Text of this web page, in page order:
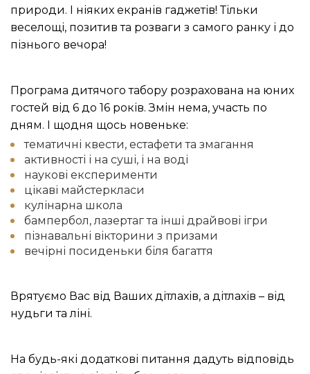
природи. І ніяких екранів гаджетів! Тільки
веселощі, позитив та розваги з самого ранку і до
пізнього вечора!
Програма дитячого табору розрахована на юних
гостей від 6 до 16 років. Змін нема, участь по
дням. І щодня щось новеньке:
тематичні квести, естафети та змагання
активності і на суші, і на воді
наукові експерименти
цікаві майстеркласи
кулінарна школа
бампербол, лазертаг та інші драйвові ігри
пізнавальні вікторини з призами
вечірні посиденьки біля багаття
Врятуємо Вас від Ваших дітлахів, а дітлахів – від
нудьги та ліні.
На будь-які додаткові питання дадуть відповідь